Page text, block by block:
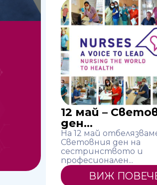
12 май –
ден...
На 12 май
Световния ден на
сестринството и
професионален...
ВИЖ